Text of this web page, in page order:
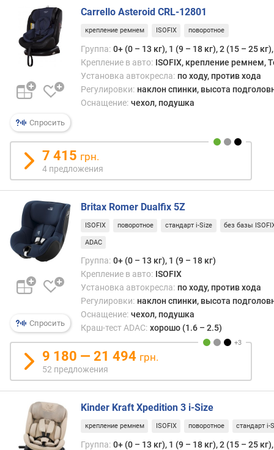
Спросить
Carrello Asteroid CRL-12801
крепление ремнем ISOFIX поворотное
Группа: 0+ (0 – 13 кг), 1 (9 – 18 кг), 2 (15 – 25
Крепление в авто: ISOFIX, крепление ремнем,
Установка автокресла: по ходу, против хода
Регулировки: наклон спинки, высота
Оснащение: чехол, подушка
7 415 грн.
4 предложения
Спросить
Britax Romer Dualfix 5Z
ISOFIX поворотное стандарт i-Size без базы
ADAC
Группа: 0+ (0 – 13 кг), 1 (9 – 18 кг)
Крепление в авто: ISOFIX
Установка автокресла: по ходу, против хода
Регулировки: наклон спинки, высота
Оснащение: чехол, подушка
Краш-тест ADAC: хорошо (1.6 – 2.5)
9 180 — 21 494 грн.
52 предложения
Kinder Kraft Xpedition 3 i-Size
крепление ремнем ISOFIX поворотное стандарт i-
Группа: 0+ (0 – 13 кг), 1 (9 – 18 кг), 2 (15 – 25